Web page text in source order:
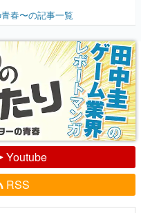
男児・松山 洋に流れる血は
』色だった【若ゲのいた
春〜の記事一覧
Youtube
RSS